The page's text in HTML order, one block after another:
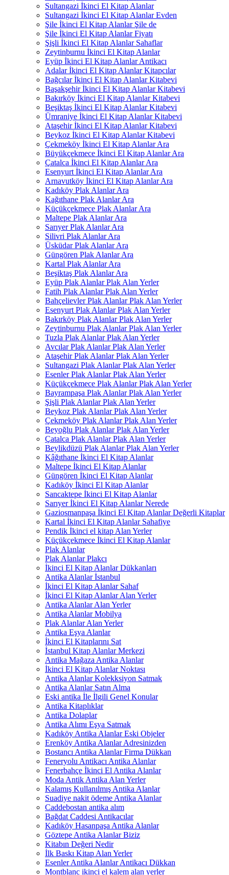
Sultangazi İkinci El Kitap Alanlar
Sultangazi İkinci El Kitap Alanlar Evden
Şile İkinci El Kitap Alanlar Şile de
Şile İkinci El Kitap Alanlar Fiyatı
Şişli İkinci El Kitap Alanlar Sahaflar
Zeytinburnu İkinci El Kitap Alanlar
Eyüp İkinci El Kitap Alanlar Antikacı
Adalar İkinci El Kitap Alanlar Kitapcılar
Bağcılar İkinci El Kitap Alanlar Kitabevi
Başakşehir İkinci El Kitap Alanlar Kitabevi
Bakırköy İkinci El Kitap Alanlar Kitabevi
Beşiktaş İkinci El Kitap Alanlar Kitabevi
Ümraniye İkinci El Kitap Alanlar Kitabevi
Ataşehir İkinci El Kitap Alanlar Kitabevi
Beykoz İkinci El Kitap Alanlar Kitabevi
Çekmeköy İkinci El Kitap Alanlar Ara
Büyükçekmece İkinci El Kitap Alanlar Ara
Çatalca İkinci El Kitap Alanlar Ara
Esenyurt İkinci El Kitap Alanlar Ara
Arnavutköy İkinci El Kitap Alanlar Ara
Kadıköy Plak Alanlar Ara
Kağıthane Plak Alanlar Ara
Küçükçekmece Plak Alanlar Ara
Maltepe Plak Alanlar Ara
Sarıyer Plak Alanlar Ara
Silivri Plak Alanlar Ara
Üsküdar Plak Alanlar Ara
Güngören Plak Alanlar Ara
Kartal Plak Alanlar Ara
Beşiktaş Plak Alanlar Ara
Eyüp Plak Alanlar Plak Alan Yerler
Fatih Plak Alanlar Plak Alan Yerler
Bahçelievler Plak Alanlar Plak Alan Yerler
Esenyurt Plak Alanlar Plak Alan Yerler
Bakırköy Plak Alanlar Plak Alan Yerler
Zeytinburnu Plak Alanlar Plak Alan Yerler
Tuzla Plak Alanlar Plak Alan Yerler
Avcılar Plak Alanlar Plak Alan Yerler
Ataşehir Plak Alanlar Plak Alan Yerler
Sultangazi Plak Alanlar Plak Alan Yerler
Esenler Plak Alanlar Plak Alan Yerler
Küçükçekmece Plak Alanlar Plak Alan Yerler
Bayrampaşa Plak Alanlar Plak Alan Yerler
Şişli Plak Alanlar Plak Alan Yerler
Beykoz Plak Alanlar Plak Alan Yerler
Çekmeköy Plak Alanlar Plak Alan Yerler
Beyoğlu Plak Alanlar Plak Alan Yerler
Çatalca Plak Alanlar Plak Alan Yerler
Beylikdüzü Plak Alanlar Plak Alan Yerler
Kâğıthane İkinci El Kitap Alanlar
Maltepe İkinci El Kitap Alanlar
Güngören İkinci El Kitap Alanlar
Kadıköy İkinci El Kitap Alanlar
Sancaktepe İkinci El Kitap Alanlar
Sarıyer İkinci El Kitap Alanlar Nerede
Gaziosmanpaşa İkinci El Kitap Alanlar Değerli Kitaplar
Kartal İkinci El Kitap Alanlar Sahafiye
Pendik İkinci el kitap Alan Yerler
Küçükçekmece İkinci El Kitap Alanlar
Plak Alanlar
Plak Alanlar Plakcı
İkinci El Kitap Alanlar Dükkanları
Antika Alanlar İstanbul
İkinci El Kitap Alanlar Sahaf
İkinci El Kitap Alanlar Alan Yerler
Antika Alanlar Alan Yerler
Antika Alanlar Mobilya
Plak Alanlar Alan Yerler
Antika Eşya Alanlar
İkinci El Kitaplarını Sat
İstanbul Kitap Alanlar Merkezi
Antika Mağaza Antika Alanlar
İkinci El Kitap Alanlar Noktası
Antika Alanlar Kolekksiyon Satmak
Antika Alanlar Satın Alma
Eski antika İle İlgili Genel Konular
Antika Kitaplıklar
Antika Dolaplar
Antika Alımı Eşya Satmak
Kadıköy Antika Alanlar Eski Objeler
Erenköy Antika Alanlar Adresinizden
Bostancı Antika Alanlar Firma Dükkan
Feneryolu Antikacı Antika Alanlar
Fenerbahçe İkinci El Antika Alanlar
Moda Antik Antika Alan Yerler
Kalamış Kullanılmış Antika Alanlar
Suadiye nakit ödeme Antika Alanlar
Caddebostan antika alım
Bağdat Caddesi Antikacılar
Kadıköy Hasanpaşa Antika Alanlar
Göztepe Antika Alanlar Biziz
Kitabın Değeri Nedir
İlk Baskı Kitap Alan Yerler
Esenler Antika Alanlar Antikacı Dükkan
Montblanc ikinci el kalem alan yerler